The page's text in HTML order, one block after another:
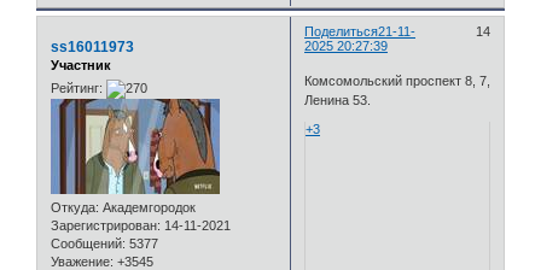
Поделиться 14
21-11-
2025 20:27:39
ss16011973
Участник
Рейтинг:
Откуда: Академгородок
Зарегистрирован: 14-11-2021
Сообщений: 5377
Уважение: +3545
Комсомольский проспект 8, 7,
Ленина 53.
+3